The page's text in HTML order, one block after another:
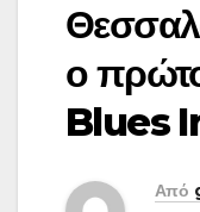
ο
Blues
Από